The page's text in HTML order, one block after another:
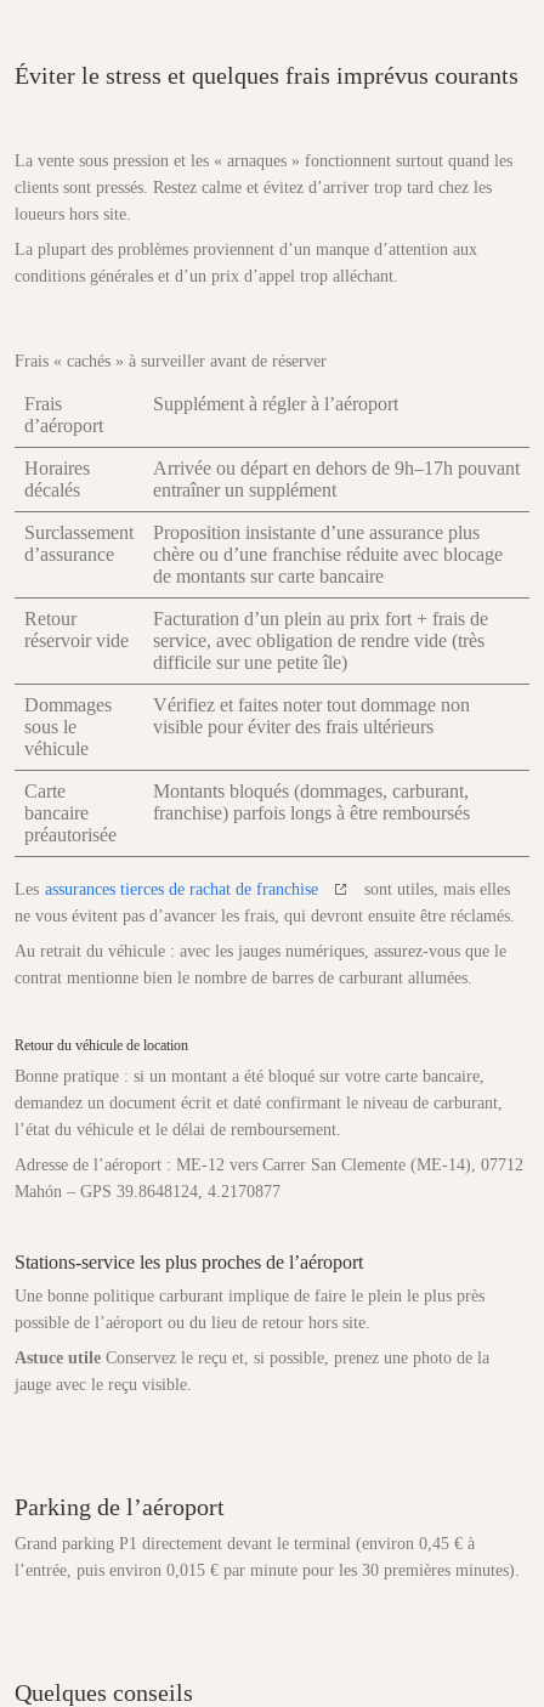
Éviter le stress et quelques frais imprévus courants
La vente sous pression et les « arnaques » fonctionnent surtout quand les
clients sont pressés. Restez calme et évitez d’arriver trop tard chez les
loueurs hors site.
La plupart des problèmes proviennent d’un manque d’attention aux
conditions générales et d’un prix d’appel trop alléchant.
Frais « cachés » à surveiller avant de réserver
Frais
d’aéroport
Supplément à régler à l’aéroport
Horaires
décalés
Arrivée ou départ en dehors de 9h–17h pouvant
entraîner un supplément
Surclassement
d’assurance
Proposition insistante d’une assurance plus
chère ou d’une franchise réduite avec blocage
de montants sur carte bancaire
Retour
réservoir vide
Facturation d’un plein au prix fort + frais de
service, avec obligation de rendre vide (très
difficile sur une petite île)
Dommages
sous le
véhicule
Vérifiez et faites noter tout dommage non
visible pour éviter des frais ultérieurs
Carte
bancaire
préautorisée
Montants bloqués (dommages, carburant,
franchise) parfois longs à être remboursés
Les assurances tierces de rachat de franchise
sont utiles, mais elles
ne vous évitent pas d’avancer les frais, qui devront ensuite être réclamés.
Au retrait du véhicule : avec les jauges numériques, assurez-vous que le
contrat mentionne bien le nombre de barres de carburant allumées.
Retour du véhicule de location
Bonne pratique : si un montant a été bloqué sur votre carte bancaire,
demandez un document écrit et daté confirmant le niveau de carburant,
l’état du véhicule et le délai de remboursement.
Adresse de l’aéroport : ME-12 vers Carrer San Clemente (ME-14), 07712
Mahón – GPS 39.8648124, 4.2170877
Stations-service les plus proches de l’aéroport
Une bonne politique carburant implique de faire le plein le plus près
possible de l’aéroport ou du lieu de retour hors site.
Astuce utile Conservez le reçu et, si possible, prenez une photo de la
jauge avec le reçu visible.
Parking de l’aéroport
Grand parking P1 directement devant le terminal (environ 0,45 € à
l’entrée, puis environ 0,015 € par minute pour les 30 premières minutes).
Quelques conseils